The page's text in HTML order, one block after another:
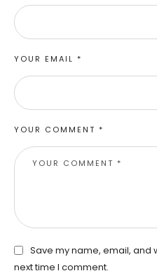
YOUR COMMENT *
YOUR EMAIL *
Save my name, email, and
next time I comment.